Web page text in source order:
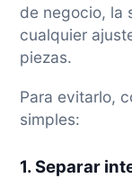
de negocio, la
cualquier
piezas.
Para evitarlo,
simples:
1. Separar